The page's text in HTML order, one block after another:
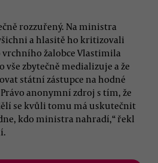
rozzuřený. Na ministra
a hlasitě ho kritizovali
žalobce Vlastimila
vše zbytečně medializuje a že
státní zástupce na hodné
anonymní zdroj s tím, že
se kvůli tomu má uskutečnit
kdo ministra nahradí,“ řekl